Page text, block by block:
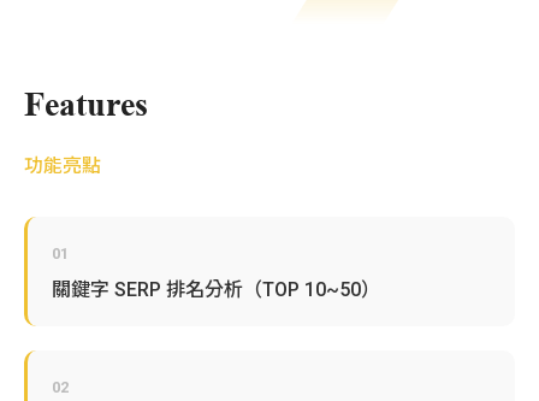
Features
功能亮點
01
關鍵字 SERP 排名分析（TOP 10~50）
02